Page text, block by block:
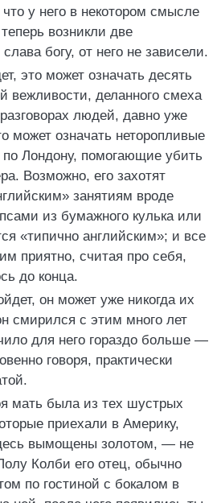
у него в некотором смысле
возникли две
богу, от него не зависели.
это может означать десять
вежливости, деланного смеха
людей, давно уже
может означать неторопливые
по Лондону, помогающие убить
Возможно, его захотят
занятиям вроде
из бумажного кулька или
«типично английским»; и все
приятно, считая про себя,
до конца.
он может уже никогда их
смирился с этим много лет
для него гораздо больше —
говоря, практически
мать была из тех шустрых
приехали в Америку,
вымощены золотом, — не
Колби его отец, обычно
по гостиной с бокалом в